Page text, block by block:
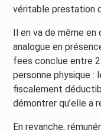
véritable prestation
Il en va de même
analogue en
fees conclue entre
personne physique :
fiscalement
démontrer qu’elle a
En revanche,